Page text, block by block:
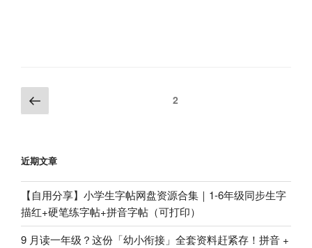
文
章
页
上
一
页2
近期文章
【自用分享】小学生字帖网盘资源合集｜1-6年级同步生字
描红+硬笔练字帖+拼音字帖（可打印）
9 月读一年级？这份「幼小衔接」全套资料赶紧存！拼音 +